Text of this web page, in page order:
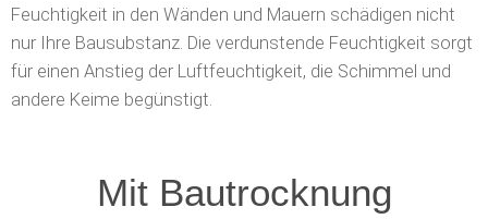
Feuchtigkeit in den Wänden und Mauern schädigen nicht
nur Ihre Bausubstanz. Die verdunstende Feuchtigkeit sorgt
für einen Anstieg der Luftfeuchtigkeit, die Schimmel und
andere Keime begünstigt.
Mit Bautrocknung Wände